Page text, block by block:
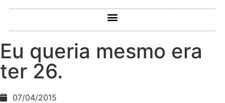
Eu queria mesmo era
ter 26.
07/04/2015